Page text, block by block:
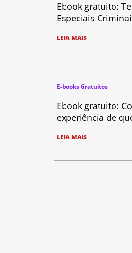
Ebook gratuito:
Especiais
LEIA MAIS
E-books Gratuitos
Ebook gratuito:
experiência de
LEIA MAIS